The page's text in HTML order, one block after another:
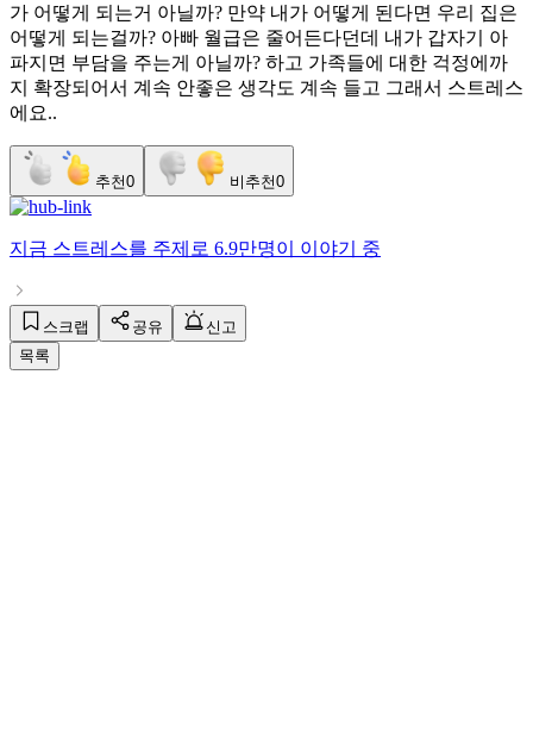
가 어떻게 되는거 아닐까? 만약 내가 어떻게 된다면 우리 집은
어떻게 되는걸까? 아빠 월급은 줄어든다던데 내가 갑자기 아
파지면 부담을 주는게 아닐까? 하고 가족들에 대한 걱정에까
지 확장되어서 계속 안좋은 생각도 계속 들고 그래서 스트레스
에요..
추천0 비추천0
지금 스트레스를 주제로 6.9만명이 이야기 중
스크랩 공유
신고
목록